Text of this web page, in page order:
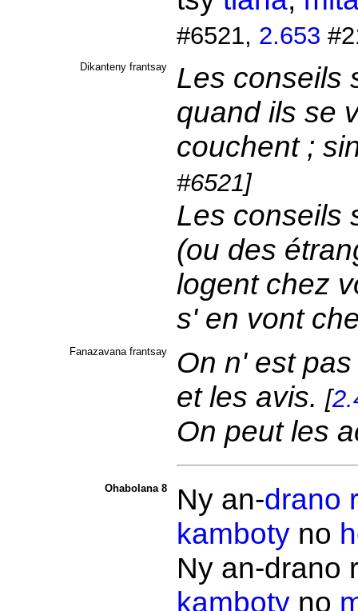
#6521, 2.653
Dikanteny frantsay
Les conseils
quand ils se
couchent ;
#6521]
Les conseils
(ou des
logent chez
s' en vont
Fanazavana frantsay
On n' est
et les avis. [
On peut les
Ohabolana 8 Ny an-drano
kambotyno
Ny an-drano
kambotyno